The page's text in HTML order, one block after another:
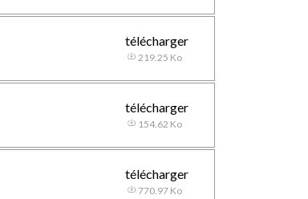
télécharger
219.25 Ko
télécharger
154.62 Ko
télécharger
770.97 Ko